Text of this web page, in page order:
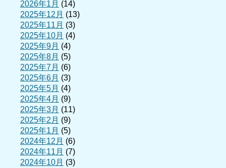
2026年1月 (14)
2025年12月 (13)
2025年11月 (3)
2025年10月 (4)
2025年9月 (4)
2025年8月 (5)
2025年7月 (6)
2025年6月 (3)
2025年5月 (4)
2025年4月 (9)
2025年3月 (11)
2025年2月 (9)
2025年1月 (5)
2024年12月 (6)
2024年11月 (7)
2024年10月 (3)